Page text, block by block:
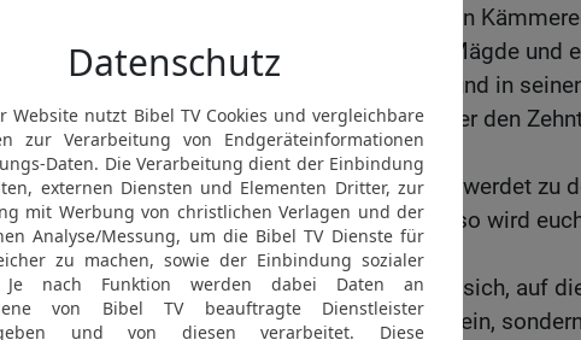
Zehnten nehmen und seinen
16 Und eure Knechte und Mägde und
eure Esel wird er nehmen und in
17 Von euren Herden wird er den
müsst seine Knechte sein.
18 Wenn ihr dann schreien werdet zu
den ihr euch erwählt habt, so wird
Zeit nicht erhören.
19 Aber das Volk weigerte sich, auf
hören, und sie sprachen: Nein,